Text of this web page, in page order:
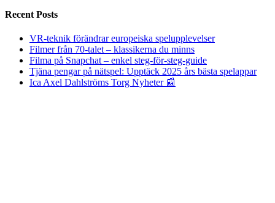
Recent Posts
VR-teknik förändrar europeiska spelupplevelser
Filmer från 70-talet – klassikerna du minns
Filma på Snapchat – enkel steg-för-steg-guide
Tjäna pengar på nätspel: Upptäck 2025 års bästa spelappar
Ica Axel Dahlströms Torg Nyheter 📰